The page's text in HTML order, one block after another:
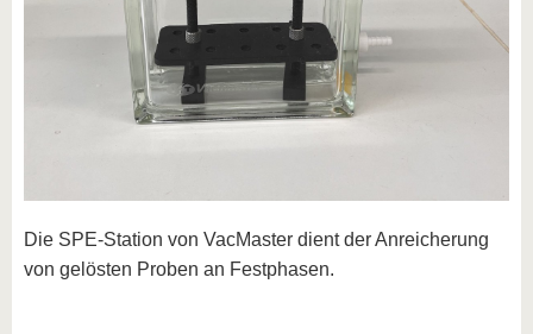
Die SPE-Station von VacMaster dient der Anreicherung
von gelösten Proben an Festphasen.